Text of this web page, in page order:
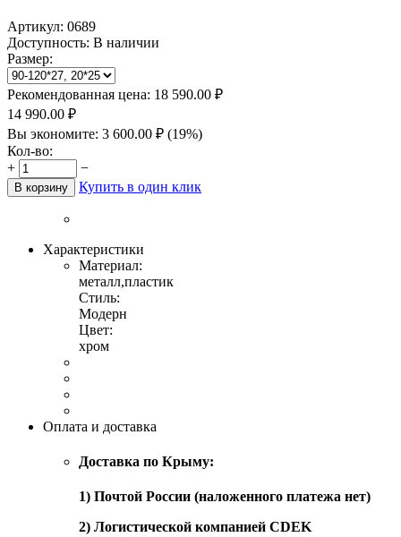
Артикул: 0689
Доступность: В наличии
Размер:
Рекомендованная цена: 18 590.00 ₽
14 990.00 ₽
Вы экономите: 3 600.00 ₽ (19%)
Кол-во:
+
−
В корзину Купить в один клик
Характеристики
Материал:
металл,пластик
Стиль:
Модерн
Цвет:
хром
Оплата и доставка
Доставка по Крыму:
1) Почтой России (наложенного платежа нет)
2) Логистической компанией CDEK